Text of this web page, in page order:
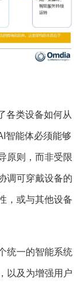
各类设备如何从
智能体必须能够
原则，而非受限
调可穿戴设备的
，或与其他设备
统⼀的智能系统
以及为增强⽤户